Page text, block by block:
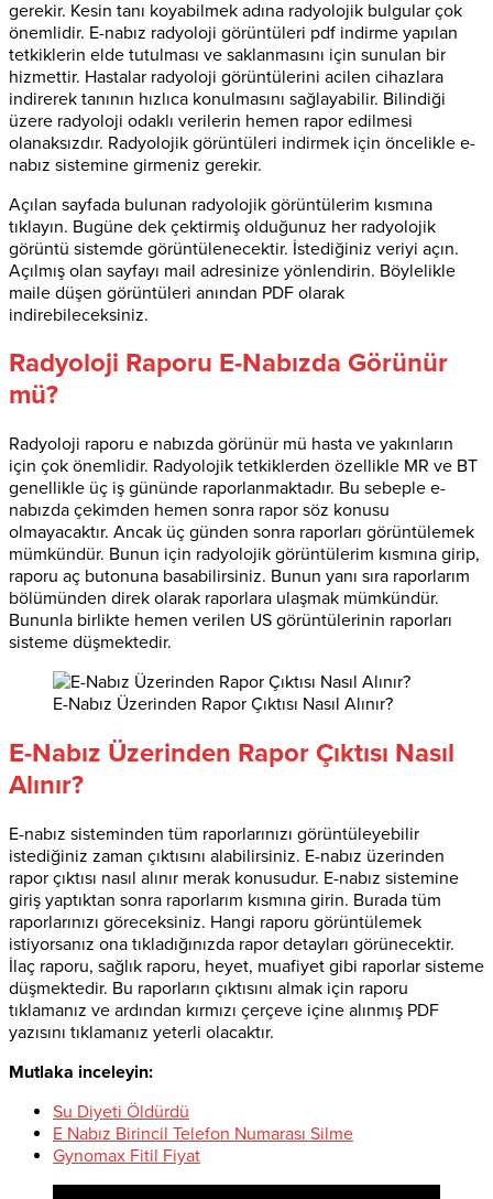
gerekir. Kesin tanı koyabilmek adına radyolojik bulgular çok
önemlidir. E-nabız radyoloji görüntüleri pdf indirme yapılan
tetkiklerin elde tutulması ve saklanmasını için sunulan bir
hizmettir. Hastalar radyoloji görüntülerini acilen cihazlara
indirerek tanının hızlıca konulmasını sağlayabilir. Bilindiği
üzere radyoloji odaklı verilerin hemen rapor edilmesi
olanaksızdır. Radyolojik görüntüleri indirmek için öncelikle e-
nabız sistemine girmeniz gerekir.
Açılan sayfada bulunan radyolojik görüntülerim kısmına
tıklayın. Bugüne dek çektirmiş olduğunuz her radyolojik
görüntü sistemde görüntülenecektir. İstediğiniz veriyi açın.
Açılmış olan sayfayı mail adresinize yönlendirin. Böylelikle
maile düşen görüntüleri anından PDF olarak
indirebileceksiniz.
Radyoloji Raporu E-Nabızda Görünür
mü?
Radyoloji raporu e nabızda görünür mü hasta ve yakınların
için çok önemlidir. Radyolojik tetkiklerden özellikle MR ve BT
genellikle üç iş gününde raporlanmaktadır. Bu sebeple e-
nabızda çekimden hemen sonra rapor söz konusu
olmayacaktır. Ancak üç günden sonra raporları görüntülemek
mümkündür. Bunun için radyolojik görüntülerim kısmına girip,
raporu aç butonuna basabilirsiniz. Bunun yanı sıra raporlarım
bölümünden direk olarak raporlara ulaşmak mümkündür.
Bununla birlikte hemen verilen US görüntülerinin raporları
sisteme düşmektedir.
E-Nabız Üzerinden Rapor Çıktısı Nasıl Alınır?
E-Nabız Üzerinden Rapor Çıktısı Nasıl
Alınır?
E-nabız sisteminden tüm raporlarınızı görüntüleyebilir
istediğiniz zaman çıktısını alabilirsiniz. E-nabız üzerinden
rapor çıktısı nasıl alınır merak konusudur. E-nabız sistemine
giriş yaptıktan sonra raporlarım kısmına girin. Burada tüm
raporlarınızı göreceksiniz. Hangi raporu görüntülemek
istiyorsanız ona tıkladığınızda rapor detayları görünecektir.
İlaç raporu, sağlık raporu, heyet, muafiyet gibi raporlar sisteme
düşmektedir. Bu raporların çıktısını almak için raporu
tıklamanız ve ardından kırmızı çerçeve içine alınmış PDF
yazısını tıklamanız yeterli olacaktır.
Mutlaka inceleyin:
Su Diyeti Öldürdü
E Nabız Birincil Telefon Numarası Silme
Gynomax Fitil Fiyat